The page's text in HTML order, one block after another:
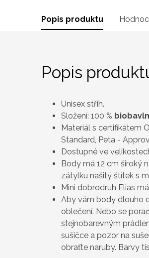
Popis produktu
Popis
Unisex střih.
Složení: 100 %
Materiál s certifikátem
Standard, Peta -
Dostupné ve
Body má 12 cm široký
zátylku našitý štítek s
Mini dobrodruh Elias má
Aby vám body dlouho
oblečení. Nebo se
stejnobarevným
sušičce a pozor na
obraťte naruby. Barvy